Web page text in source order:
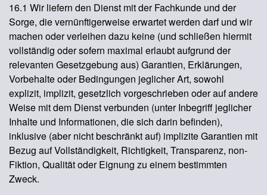
16.1 Wir liefern den Dienst mit der Fachkunde und der
Sorge, die vernünftigerweise erwartet werden darf und wir
machen oder verleihen dazu keine (und schließen hiermit
vollständig oder sofern maximal erlaubt aufgrund der
relevanten Gesetzgebung aus) Garantien, Erklärungen,
Vorbehalte oder Bedingungen jeglicher Art, sowohl
explizit, implizit, gesetzlich vorgeschrieben oder auf andere
Weise mit dem Dienst verbunden (unter Inbegriff jeglicher
Inhalte und Informationen, die sich darin befinden),
inklusive (aber nicht beschränkt auf) implizite Garantien mit
Bezug auf Vollständigkeit, Richtigkeit, Transparenz, non-
Fiktion, Qualität oder Eignung zu einem bestimmten
Zweck.